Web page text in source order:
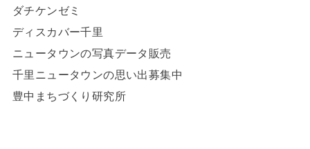
ダチケンゼミ
ディスカバー千里
ニュータウンの写真データ販売
千里ニュータウンの思い出募集中
豊中まちづくり研究所